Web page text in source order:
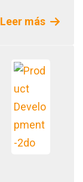
Leer más